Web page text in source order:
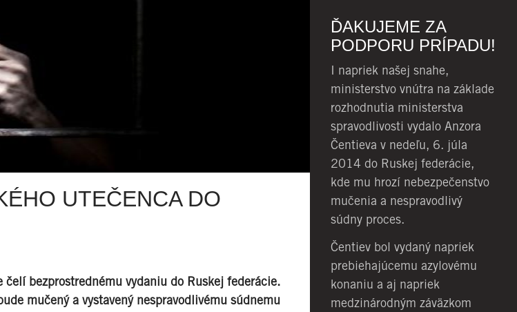
UTEČENCA DO
bezprostrednému vydaniu do Ruskej federácie.
mučený a vystavený nespravodlivému súdnemu
ĎAKUJEME ZA
PODPORU PRÍPADU!
I napriek našej snahe,
ministerstvo vnútra na základe
rozhodnutia ministerstva
spravodlivosti vydalo Anzora
Čentieva v nedeľu, 6. júla
2014 do Ruskej federácie,
kde mu hrozí nebezpečenstvo
mučenia a nespravodlivý
súdny proces.
Čentiev bol vydaný napriek
prebiehajúcemu azylovému
konaniu a aj napriek
medzinárodným záväzkom